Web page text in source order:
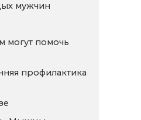
мужчин
могут помочь
профилактика